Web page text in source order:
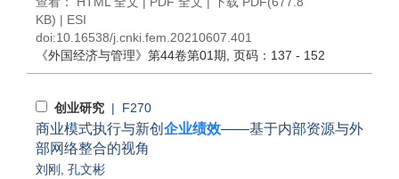
KB) | ESI
doi:10.16538/j.cnki.fem.20210607.401
《外国经济与管理》 第44卷第01期 , 页码：137 - 152
创业研究 | F270
商业模式执行与新创 企业绩效——基于内部资源与外
部网络整合的视角
刘刚
孔文彬